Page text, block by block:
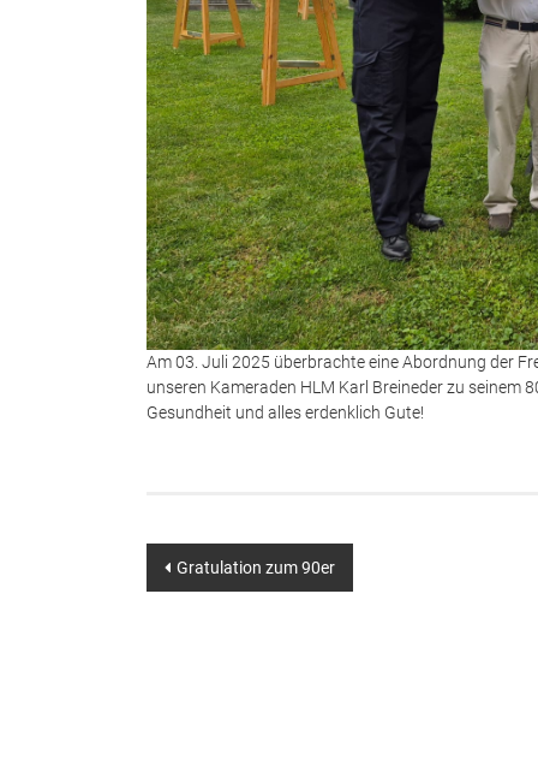
Am 03. Juli 2025 überbrachte eine Abordnung der
unseren Kameraden HLM Karl Breineder zu seinem
Gesundheit und alles erdenklich Gute!
Beitragsnavigation
Gratulation zum 90er